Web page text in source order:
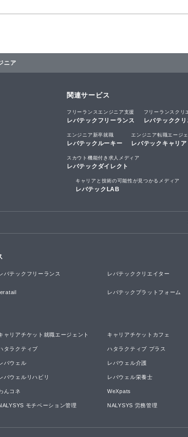
ニア
関連サービス
フリーランスエンジニア支援
レバテックフリーランス
フリーランスクリ
レバテックク
エンジニア新卒就職
レバテックルーキー
エンジニア転職エージ
レバテックキャリア
スカウト機能付き求人メディア
レバテックダイレクト
キャリアと技術の可能性が見つかるメディア
レバテックLAB
バテックフリーランス レバテッククリエイター
レバテックプラットフォーム
ャリアチケット就職エージェント キャリアチケットカフェ
タラクティブ ハタラクティブ プラス
バウェル レバウェル介護
バウェルリハビリ レバウェル栄養士
んコネ WeXpats
モチベーション管理 NALYSYS 労務管理